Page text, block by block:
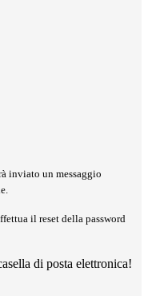
inviato un messaggio
il reset della password
di posta elettronica!